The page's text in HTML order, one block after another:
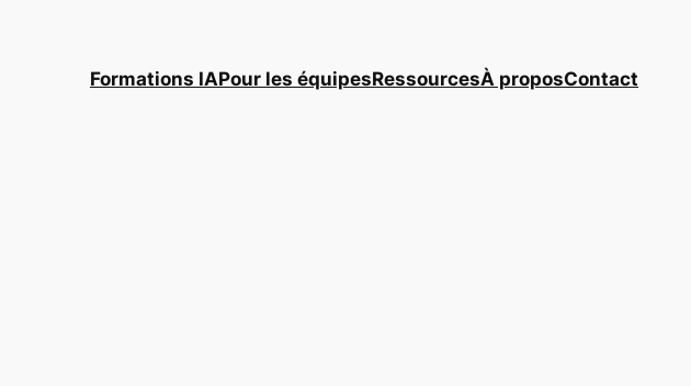
Formations IAPour les équipesRessourcesÀ proposContact